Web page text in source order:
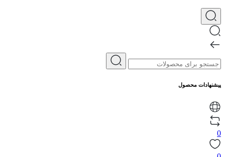
پیشنهادات محصول
0